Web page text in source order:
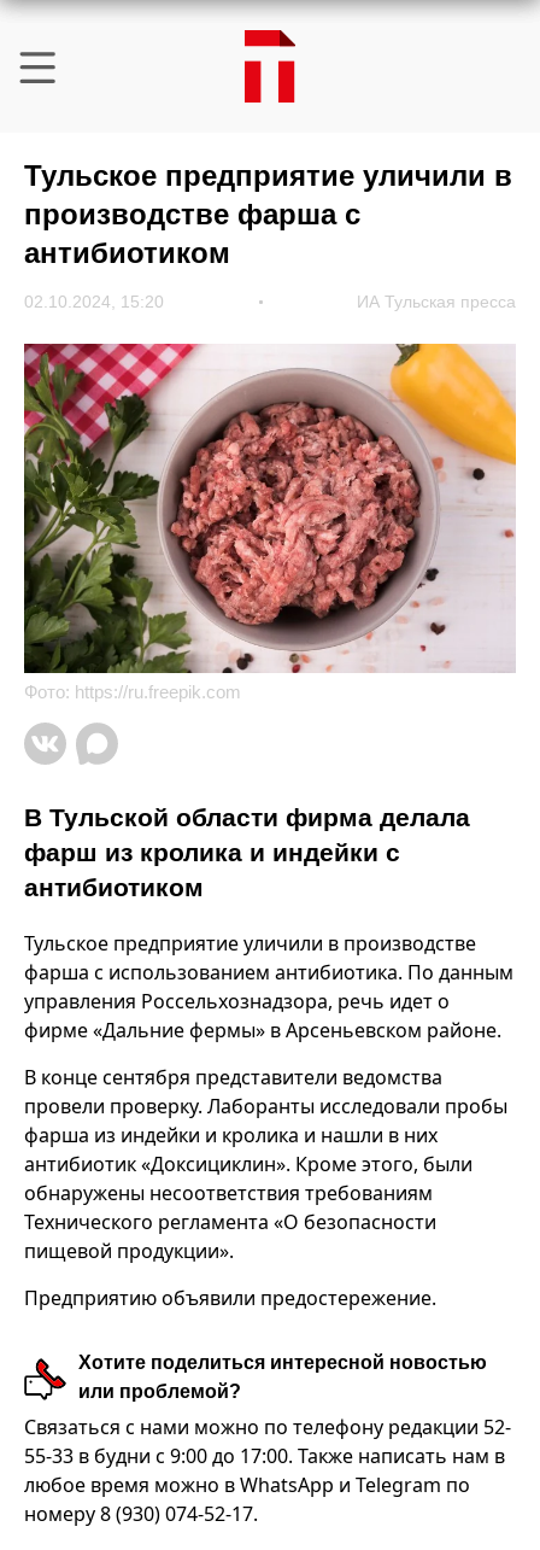
Тульское предприятие уличили в
производстве фарша с
антибиотиком
02.10.2024, 15:20 ИА Тульская пресса
Фото: https://ru.freepik.com
В Тульской области фирма делала
фарш из кролика и индейки с
антибиотиком
Тульское предприятие уличили в производстве
фарша с использованием антибиотика. По данным
управления Россельхознадзора, речь идет о
фирме «Дальние фермы» в Арсеньевском районе.
В конце сентября представители ведомства
провели проверку. Лаборанты исследовали пробы
фарша из индейки и кролика и нашли в них
антибиотик «Доксициклин». Кроме этого, были
обнаружены несоответствия требованиям
Технического регламента «О безопасности
пищевой продукции».
Предприятию объявили предостережение.
Хотите поделиться интересной новостью
или проблемой?
Связаться с нами можно по телефону редакции 52-
55-33 в будни с 9:00 до 17:00. Также написать нам в
любое время можно в WhatsApp и Telegram по
номеру 8 (930) 074-52-17.